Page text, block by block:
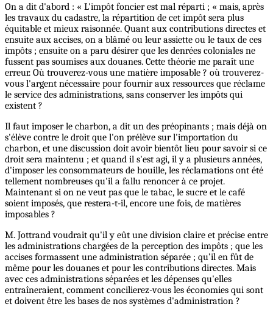
On a dit d'abord : « L'impôt foncier est mal réparti ; « mais, après
les travaux du cadastre, la répartition de cet impôt sera plus
équitable et mieux raisonnée. Quant aux contributions directes et
ensuite aux accises, on a blâmé ou leur assiette ou le taux de ces
impôts ; ensuite on a paru désirer que les denrées coloniales ne
fussent pas soumises aux douanes. Cette théorie me paraît une
erreur. Où trouverez-vous une matière imposable ? où trouverez-
vous l'argent nécessaire pour fournir aux ressources que réclame
le service des administrations, sans conserver les impôts qui
existent ?
Il faut imposer le charbon, a dit un des préopinants ; mais déjà on
s'élève contre le droit que l'on prélève sur l'importation du
charbon, et une discussion doit avoir bientôt lieu pour savoir si ce
droit sera maintenu ; et quand il s'est agi, il y a plusieurs années,
d'imposer les consommateurs de houille, les réclamations ont été
tellement nombreuses qu'il a fallu renoncer à ce projet.
Maintenant si on ne veut pas que le tabac, le sucre et le café
soient imposés, que restera-t-il, encore une fois, de matières
imposables ?
M. Jottrand voudrait qu'il y eût une division claire et précise entre
les administrations chargées de la perception des impôts ; que les
accises formassent une administration séparée ; qu’il en fût de
même pour les douanes et pour les contributions directes. Mais
avec ces administrations séparées et les dépenses qu'elles
entraîneraient, comment concilierez-vous les économies qui sont
et doivent être les bases de nos systèmes d'administration ?